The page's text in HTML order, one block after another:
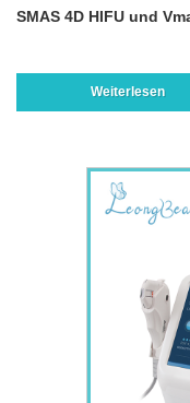
SMAS 4D HIFU und
Weiterlesen